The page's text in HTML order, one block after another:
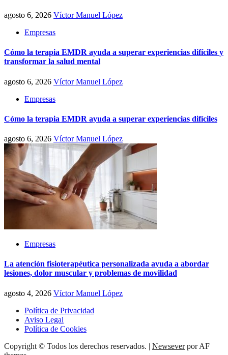
agosto 6, 2026 Víctor Manuel López
Empresas
Cómo la terapia EMDR ayuda a superar experiencias difíciles y
transformar la salud mental
agosto 6, 2026 Víctor Manuel López
Empresas
Cómo la terapia EMDR ayuda a superar experiencias difíciles
agosto 6, 2026 Víctor Manuel López
Empresas
La atención fisioterapéutica personalizada ayuda a abordar
lesiones, dolor muscular y problemas de movilidad
agosto 4, 2026 Víctor Manuel López
Política de Privacidad
Aviso Legal
Política de Cookies
Copyright © Todos los derechos reservados. | Newseverpor AF